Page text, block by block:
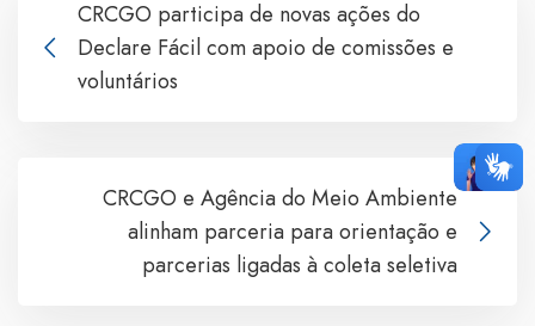
CRCGO participa de novas ações do
Declare Fácil com apoio de comissões e
voluntários
CRCGO e Agência do Meio Ambiente
alinham parceria para orientação e
parcerias ligadas à coleta seletiva